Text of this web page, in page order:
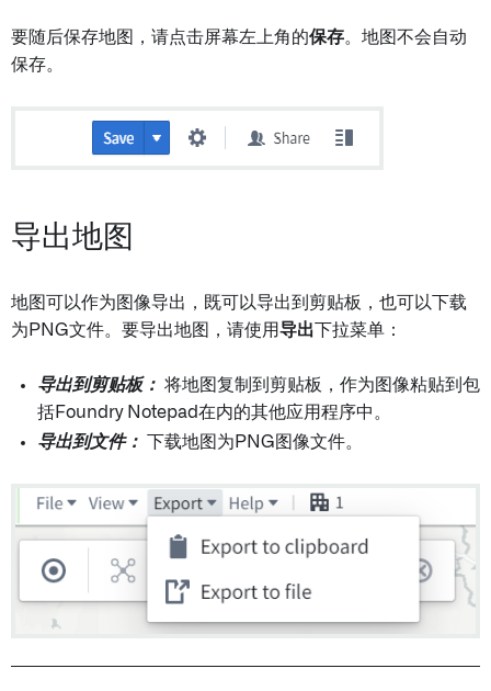
要随后保存地图，请点击屏幕左上角的保存。地图不会自动
保存。
导出地图
地图可以作为图像导出，既可以导出到剪贴板，也可以下载
为PNG文件。要导出地图，请使用导出 下拉菜单：
导出到剪贴板： 将地图复制到剪贴板，作为图像粘贴到包
括Foundry Notepad在内的其他应用程序中。
导出到文件：
下载地图为PNG图像文件。